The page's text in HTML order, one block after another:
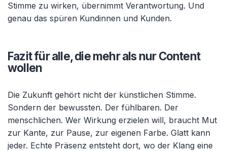
Stimme zu wirken, übernimmt Verantwortung. Und
genau das spüren Kundinnen und Kunden.
Fazit für alle, die mehr als nur Content
wollen
Die Zukunft gehört nicht der künstlichen Stimme.
Sondern der bewussten. Der fühlbaren. Der
menschlichen. Wer Wirkung erzielen will, braucht Mut
zur Kante, zur Pause, zur eigenen Farbe. Glatt kann
jeder. Echte Präsenz entsteht dort, wo der Klang eine